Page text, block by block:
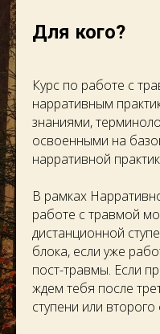
Для кого?
Курс по работе с
нарративным
знаниями,
освоенными на
нарративной
В рамках
работе с травмой
дистанционной
блока, если уже
пост-травмы. Если
ждем тебя после
ступени или